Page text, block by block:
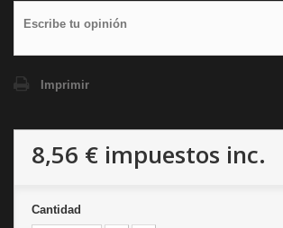
Escribe tu opinión
Imprimir
8,56 € impuestos inc.
Cantidad